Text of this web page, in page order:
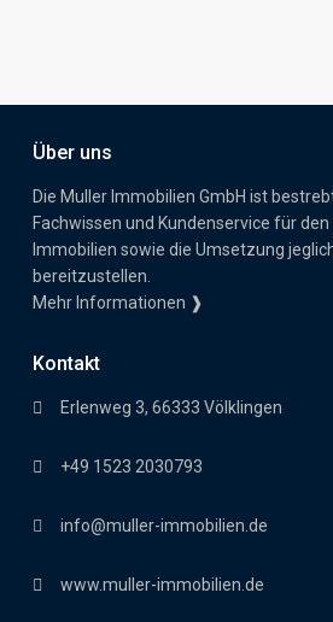
Über uns
Die Muller Immobilien GmbH ist
Fachwissen und Kundenservice für
Immobilien sowie die Umsetzung
bereitzustellen.
Mehr Informationen ❱
Kontakt
Erlenweg 3, 66333 Völklingen
+49 1523 2030793
info@muller-immobilien.de
www.muller-immobilien.de